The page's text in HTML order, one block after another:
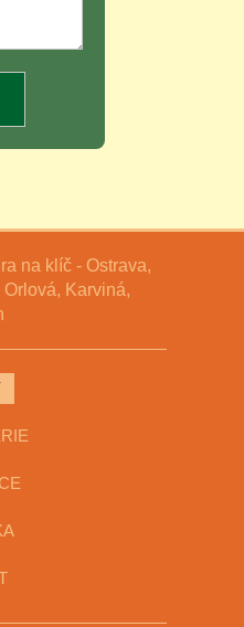
na klíč - Ostrava,
Orlová, Karviná,